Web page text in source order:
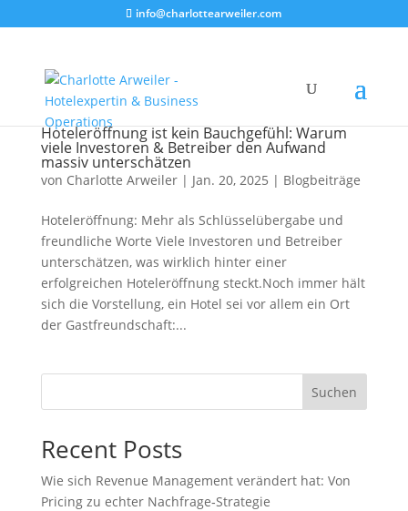
info@charlottearweiler.com
Hoteleröffnung ist kein Bauchgefühl: Warum
viele Investoren & Betreiber den Aufwand
massiv unterschätzen
von Charlotte Arweiler| Jan. 20, 2025 | Blogbeiträge
Hoteleröffnung: Mehr als Schlüsselübergabe und
freundliche Worte Viele Investoren und Betreiber
unterschätzen, was wirklich hinter einer
erfolgreichen Hoteleröffnung steckt.Noch immer hält
sich die Vorstellung, ein Hotel sei vor allem ein Ort
der Gastfreundschaft:...
Suchen
Recent Posts
Wie sich Revenue Management verändert hat: Von
Pricing zu echter Nachfrage‑Strategie